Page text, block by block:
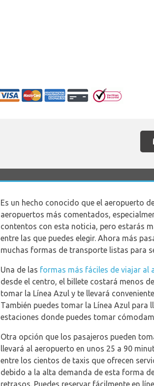
Es un hecho conocido que el aeropuerto
aeropuertos más comentados,
contentos con esta noticia, pero estarás
entre las que puedes elegir. Ahora más
muchas formas de transporte listas para
Una de las formas más fáciles de viajar al
desde el centro, el billete costará menos
tomar la Línea Azul y te llevará
También puedes tomar la Línea Azul para
estaciones donde puedes tomar
Otra opción que los pasajeros pueden
llevará al aeropuerto en unos 25 a 90
entre los cientos de taxis que ofrecen
debido a la alta demanda de esta forma
retrasos. Puedes reservar fácilmente en